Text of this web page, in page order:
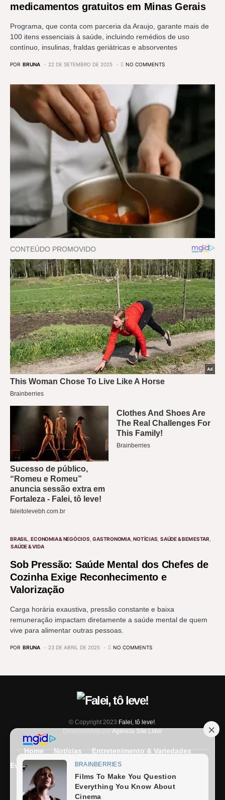
medicamentos gratuitos em Minas Gerais
Programa, que conta com parceria da Araujo, garante mais de
100 itens essenciais à saúde, incluindo remédios de uso
contínuo, insulinas, fraldas geriátricas e absorventes
POR BRUNA 22 DE SETEMBRO DE 2025 NO COMMENTS
BRASIL ECONOMIA & NEGÓCIOS GASTRONOMIA NOTÍCIAS SAÚDE & BEM ESTAR
SAÚDE & VIDA
Sob Pressão: Saúde Mental dos Chefes de
Cozinha Exige Reconhecimento e
Valorização
Carga horária exaustiva, pressão constante e baixa
remuneração impactam diretamente a saúde mental de quem
vive para alimentar outras pessoas.
POR BRUNA 23 DE ABRIL DE 2025 NO COMMENTS
© Copyright 2023 Falei, tô leve!
Desenvolvido porAgência Site Líder
Home Notícias
Entretenimento & Variedades
Eventos
Entrevista Últimas Notícias
Expediente
Fale Conosco Termos e condições